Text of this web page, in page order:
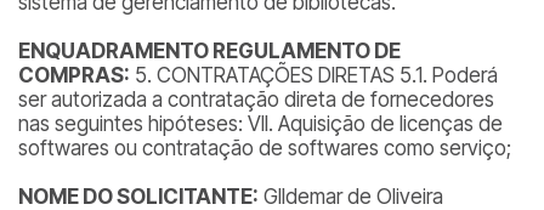
ENQUADRAMENTO REGULAMENTO DE
COMPRAS: 5. CONTRATAÇÕES DIRETAS 5.1. Poderá
ser autorizada a contratação direta de fornecedores
nas seguintes hipóteses: VII. Aquisição de licenças de
softwares ou contratação de softwares como serviço;
NOME DO SOLICITANTE: GIldemar de Oliveira